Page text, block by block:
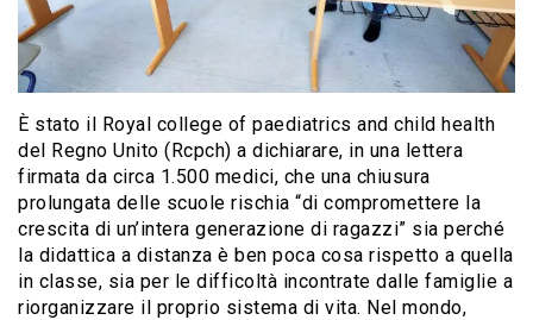
È stato il Royal college of paediatrics and child health
del Regno Unito (Rcpch) a dichiarare, in una lettera
firmata da circa 1.500 medici, che una chiusura
prolungata delle scuole rischia “di compromettere la
crescita di un’intera generazione di ragazzi” sia perché
la didattica a distanza è ben poca cosa rispetto a quella
in classe, sia per le difficoltà incontrate dalle famiglie a
riorganizzare il proprio sistema di vita. Nel mondo,